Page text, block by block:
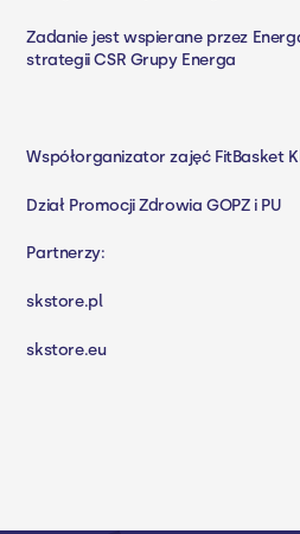
Zadanie jest wspierane przez
strategii CSR Grupy Energa
Współorganizator zajęć FitBasket
Dział Promocji Zdrowia GOPZ i PU
Partnerzy:
skstore.pl
skstore.eu